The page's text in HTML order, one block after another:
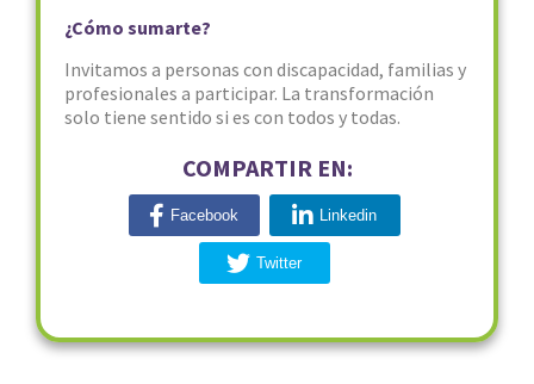
¿Cómo sumarte?
Invitamos a personas con discapacidad, familias y
profesionales a participar. La transformación
solo tiene sentido si es con todos y todas.
COMPARTIR EN:
Facebook Linkedin
Twitter